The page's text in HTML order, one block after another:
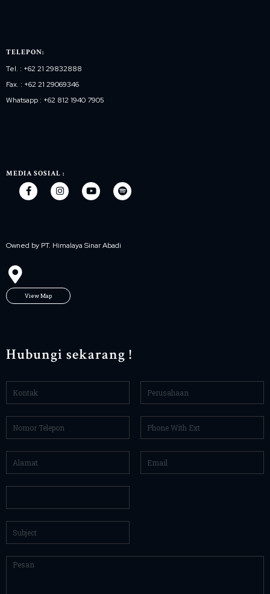
TELEPON:
Tel. : +62 21 29832888
Fax. : +62 21 29069346
Whatsapp : +62 812 1940 7905
MEDIA SOSIAL :
Owned by PT. Himalaya Sinar Abadi
View Map
Hubungi sekarang !